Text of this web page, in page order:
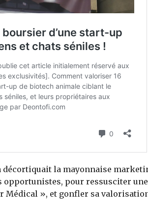
décortiquait la mayonnaise
opportunistes, pour ressusciter
Médical », et gonfler sa